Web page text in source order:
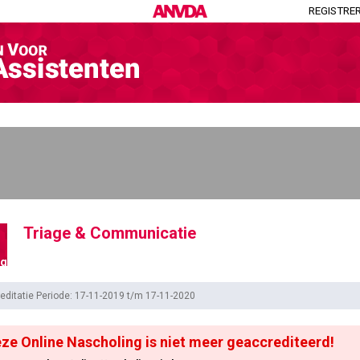
Triage & Communicatie
Periode: 17-11-2019 t/m 17-11-2020
Online Nascholing is niet meer geaccrediteerd!